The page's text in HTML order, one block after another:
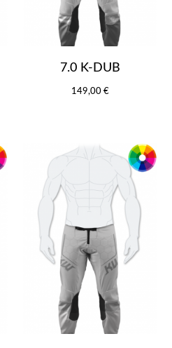
7.0 K-DUB
149,00 €